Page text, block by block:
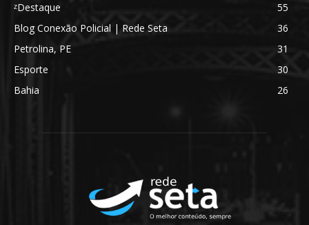
ᶻDestaque
55
Blog Conexão Policial | Rede Seta
36
Petrolina, PE
31
Esporte
30
Bahia
26